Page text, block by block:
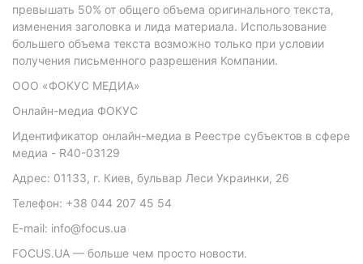
превышать 50% от общего объема оригинального текста,
изменения заголовка и лида материала. Использование
большего объема текста возможно только при условии
получения письменного разрешения Компании.
ООО «ФОКУС МЕДИА»
Онлайн-медиа ФОКУС
Идентификатор онлайн-медиа в Реестре субъектов в сфере
медиа - R40-03129
Адрес: 01133, г. Киев, бульвар Леси Украинки, 26
Телефон: +38 044 207 45 54
E-mail: info@focus.ua
FOCUS.UA — больше чем просто новости.